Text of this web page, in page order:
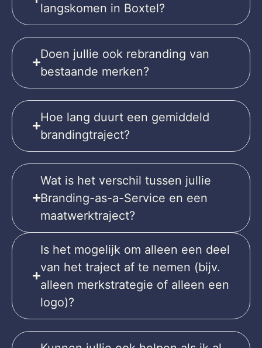
langskomen in Boxtel?
Doen jullie ook rebranding van
bestaande merken?
Hoe lang duurt een gemiddeld
brandingtraject?
Wat is het verschil tussen jullie
Branding-as-a-Service en een
maatwerktraject?
Is het mogelijk om alleen een deel
van het traject af te nemen (bijv.
alleen merkstrategie of alleen een
logo)?